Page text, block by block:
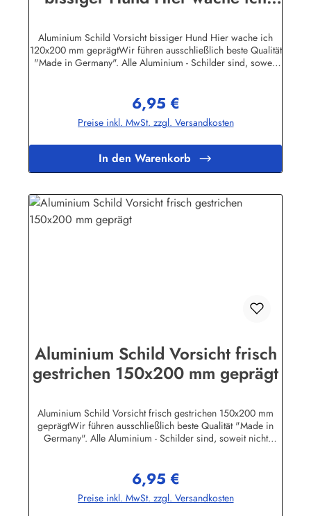
Aluminium Schild Vorsicht bissiger Hund Hier wache ich
120x200 mm geprägtWir führen ausschließlich beste Qualität
"Made in Germany". Alle Aluminium - Schilder sind, soweit
erhöht.Herstellerinformationen:Heinrich Klar Schilder- und
Etikettenfabrik GmbH & Co. KGNeuer Weg 12 – 1642111
Wuppertalinfo@schilder-klar.de
Regulärer Preis:
6,95 €
Preise inkl. MwSt. zzgl. Versandkosten
In den Warenkorb
Aluminium Schild Vorsicht frisch
gestrichen 150x200 mm geprägt
Aluminium Schild Vorsicht frisch gestrichen 150x200 mm
geprägtWir führen ausschließlich beste Qualität "Made in
Germany". Alle Aluminium - Schilder sind, soweit nicht
weisse waagerechte Linien zu erkennen. Es handelt sich
dabei nur um ein technisches Problem bei den Bild-Dateien.
Auf den Schildern selbst sind diese Linien natürlich nicht
Regulärer Preis:
6,95 €
Preise inkl. MwSt. zzgl. Versandkosten